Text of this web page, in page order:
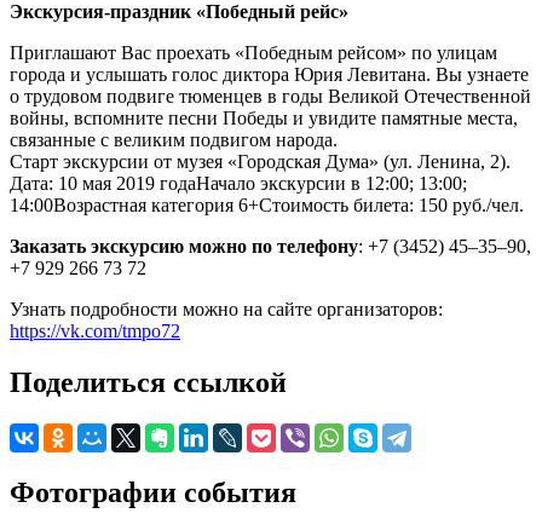
Экскурсия-праздник «Победный рейс»
Приглашают Вас проехать «Победным рейсом» по улицам
города и услышать голос диктора Юрия Левитана. Вы узнаете
о трудовом подвиге тюменцев в годы Великой Отечественной
войны, вспомните песни Победы и увидите памятные места,
связанные с великим подвигом народа.
Старт экскурсии от музея «Городская Дума» (ул. Ленина, 2).
Дата: 10 мая 2019 годаНачало экскурсии в 12:00; 13:00;
14:00Возрастная категория 6+Стоимость билета: 150 руб./чел.
Заказать экскурсию можно по телефону: +7 (3452) 45–35–90,
+7 929 266 73 72
Узнать подробности можно на сайте организаторов:
https://vk.com/tmpo72
Поделиться ссылкой
Фотографии события